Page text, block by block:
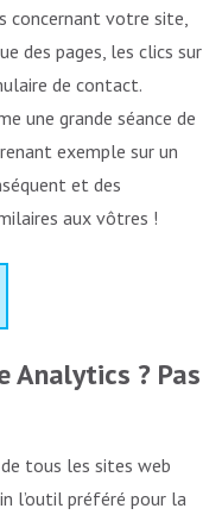
concernant votre site,
des pages, les clics sur
de contact.
une grande séance de
exemple sur un
et des
aux vôtres !
Analytics ? Pas
tous les sites web
l’outil préféré pour la